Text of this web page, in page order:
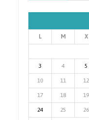
L M X
3 4 5
10 11 12
17 18 19
24 25 26